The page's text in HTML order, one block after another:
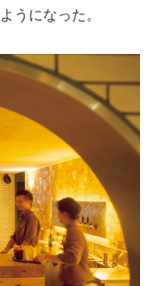
うになった。